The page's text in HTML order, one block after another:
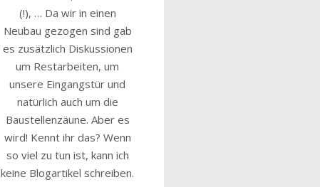
(!), … Da wir in einen
Neubau gezogen sind gab
es zusätzlich Diskussionen
um Restarbeiten, um
unsere Eingangstür und
natürlich auch um die
Baustellenzäune. Aber es
wird! Kennt ihr das? Wenn
so viel zu tun ist, kann ich
keine Blogartikel schreiben.